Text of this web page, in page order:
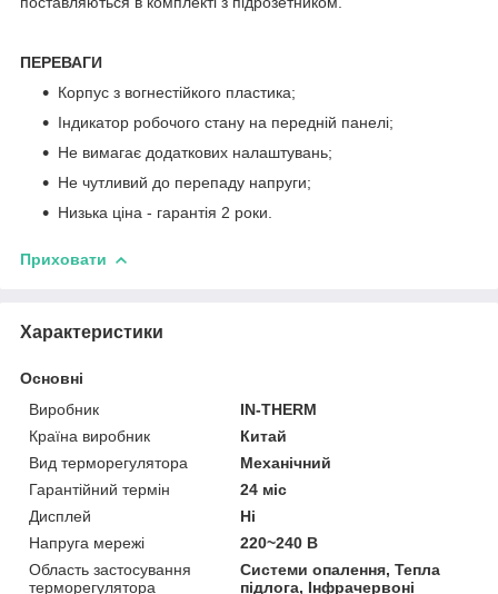
ПЕРЕВАГИ
Корпус з вогнестійкого пластика;
Індикатор робочого стану на передній панелі;
Не вимагає додаткових налаштувань;
Не чутливий до перепаду напруги;
Низька ціна - гарантія 2 роки.
Приховати
Характеристики
Основні
Виробник
IN-THERM
Країна виробник
Китай
Вид терморегулятора
Механічний
Гарантійний термін
24 міс
Дисплей
Ні
Напруга мережі
220~240 В
Область застосування
терморегулятора
Системи опалення, Тепла
підлога, Інфрачервоні